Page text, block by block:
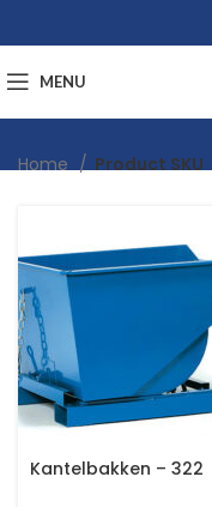
MENU
Home Product SKU
Kantelbakken – 322